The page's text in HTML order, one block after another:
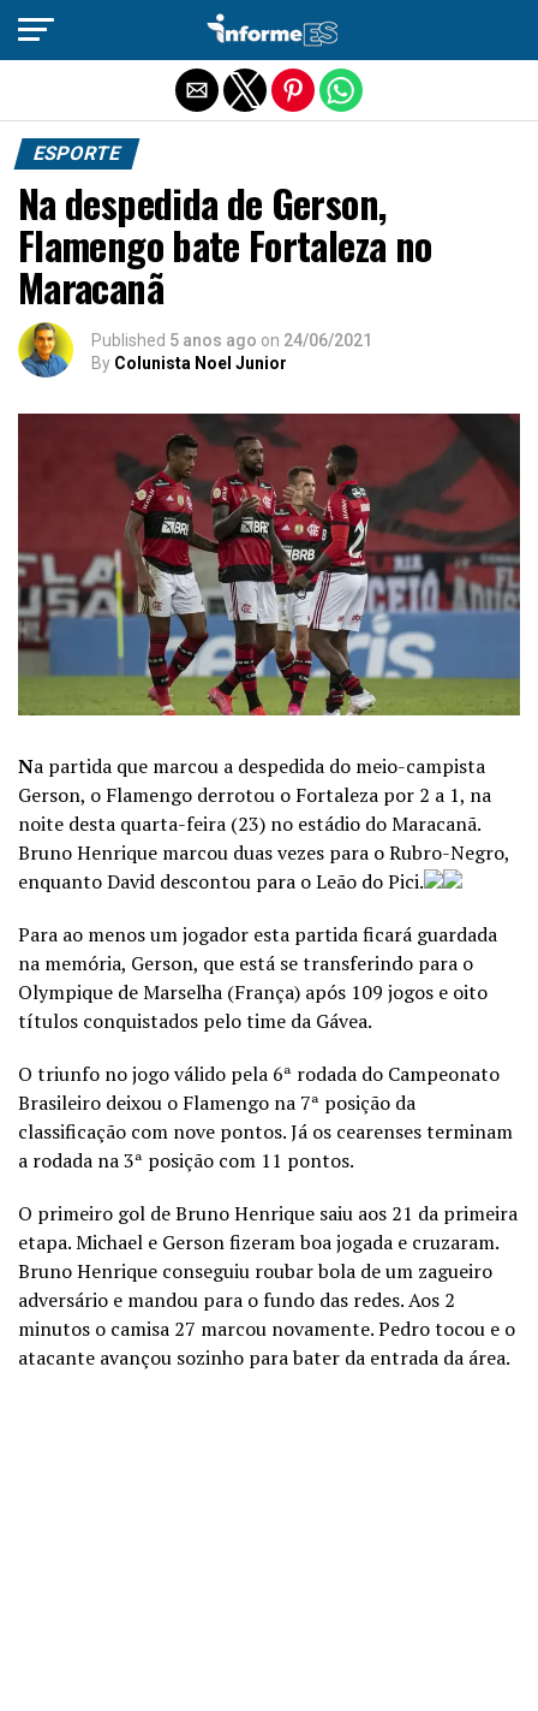
ESPORTE
Na despedida de Gerson,
Flamengo bate Fortaleza no
Maracanã
Published 5 anos ago on 24/06/2021
By Colunista Noel Junior
Na partida que marcou a despedida do meio-campista
Gerson, o Flamengo derrotou o Fortaleza por 2 a 1, na
noite desta quarta-feira (23) no estádio do Maracanã.
Bruno Henrique marcou duas vezes para o Rubro-Negro,
enquanto David descontou para o Leão do Pici.
Para ao menos um jogador esta partida ficará guardada
na memória, Gerson, que está se transferindo para o
Olympique de Marselha (França) após 109 jogos e oito
títulos conquistados pelo time da Gávea.
O triunfo no jogo válido pela 6ª rodada do Campeonato
Brasileiro deixou o Flamengo na 7ª posição da
classificação com nove pontos. Já os cearenses terminam
a rodada na 3ª posição com 11 pontos.
O primeiro gol de Bruno Henrique saiu aos 21 da primeira
etapa. Michael e Gerson fizeram boa jogada e cruzaram.
Bruno Henrique conseguiu roubar bola de um zagueiro
adversário e mandou para o fundo das redes. Aos 2
minutos o camisa 27 marcou novamente. Pedro tocou e o
atacante avançou sozinho para bater da entrada da área.
Sair da versão mobile